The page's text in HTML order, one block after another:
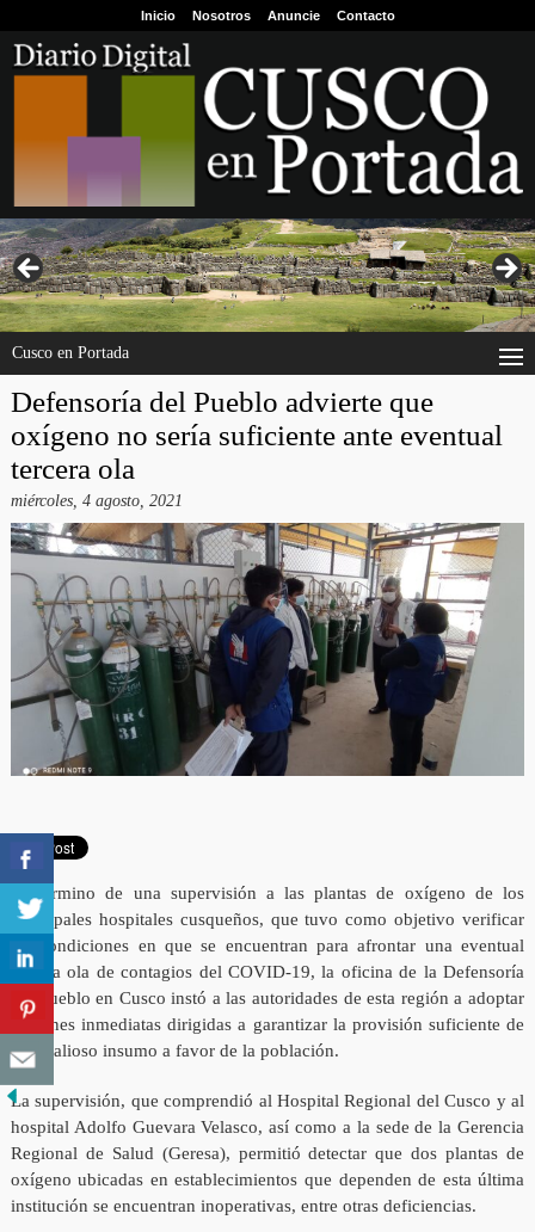
Inicio Nosotros Anuncie Contacto
Cusco en Portada
Defensoría del Pueblo advierte que
oxígeno no sería suficiente ante eventual
tercera ola
miércoles, 4 agosto, 2021
Al término de una supervisión a las plantas de oxígeno de los
principales hospitales cusqueños, que tuvo como objetivo verificar
las condiciones en que se encuentran para afrontar una eventual
tercera ola de contagios del COVID-19, la oficina de la Defensoría
del Pueblo en Cusco instó a las autoridades de esta región a adoptar
acciones inmediatas dirigidas a garantizar la provisión suficiente de
este valioso insumo a favor de la población.
La supervisión, que comprendió al Hospital Regional del Cusco y al
hospital Adolfo Guevara Velasco, así como a la sede de la Gerencia
Regional de Salud (Geresa), permitió detectar que dos plantas de
oxígeno ubicadas en establecimientos que dependen de esta última
institución se encuentran inoperativas, entre otras deficiencias.